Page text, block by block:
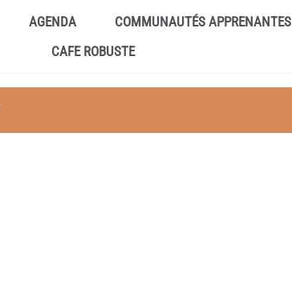
AGENDA COMMUNAUTÉS APPRENANTES
CAFE ROBUSTE